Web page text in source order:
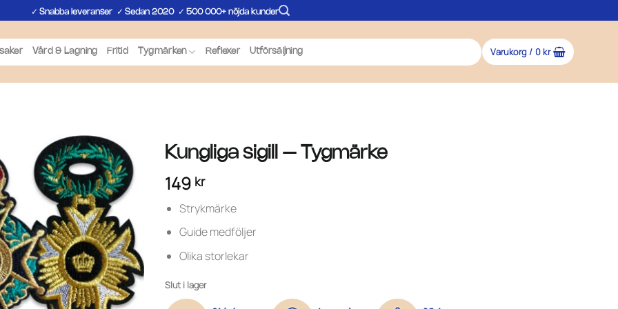
✓ Snabba leveranser✓ Sedan 2020✓ 500 000+ nöjda kunder
Vård & Lagning Fritid Tygmärken Reflexer Utförsäljning Varukorg / 0kr
Kungliga sigill – Tygmärke
149 kr
Strykmärke
Guide medföljer
Olika storlekar
Slut i lager